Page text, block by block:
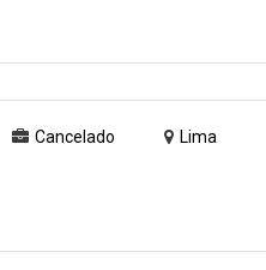
Cancelado Lima